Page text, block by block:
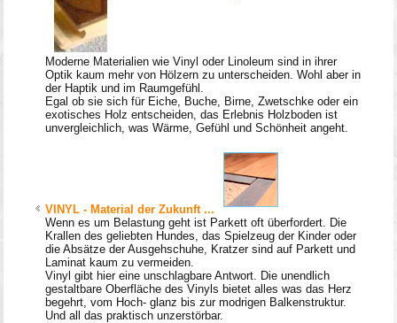
Moderne Materialien wie Vinyl oder Linoleum sind in ihrer
Optik kaum mehr von Hölzern zu unterscheiden. Wohl aber in
der Haptik und im Raumgefühl.
Egal ob sie sich für Eiche, Buche, Birne, Zwetschke oder ein
exotisches Holz entscheiden, das Erlebnis Holzboden ist
unvergleichlich, was Wärme, Gefühl und Schönheit angeht.
VINYL - Material der Zukunft ...
Wenn es um Belastung geht ist Parkett oft überfordert. Die
Krallen des geliebten Hundes, das Spielzeug der Kinder oder
die Absätze der Ausgehschuhe, Kratzer sind auf Parkett und
Laminat kaum zu vermeiden.
Vinyl gibt hier eine unschlagbare Antwort. Die unendlich
gestaltbare Oberfläche des Vinyls bietet alles was das Herz
begehrt, vom Hoch- glanz bis zur modrigen Balkenstruktur.
Und all das praktisch unzerstörbar.